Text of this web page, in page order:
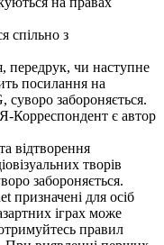
спільно з
передрук, чи наступне
посилання на
суворо забороняється.
Корреспондент є автор
відтворення
творів
забороняється.
призначені для осіб
іграх може
правил